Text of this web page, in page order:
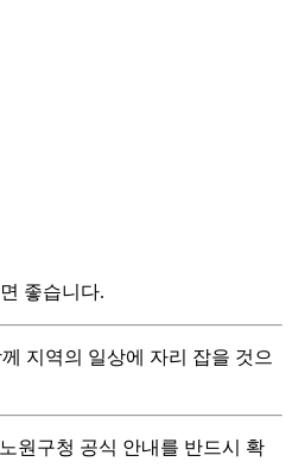
좋습니다.
지역의 일상에 자리 잡을 것으
원구청 공식 안내를 반드시 확